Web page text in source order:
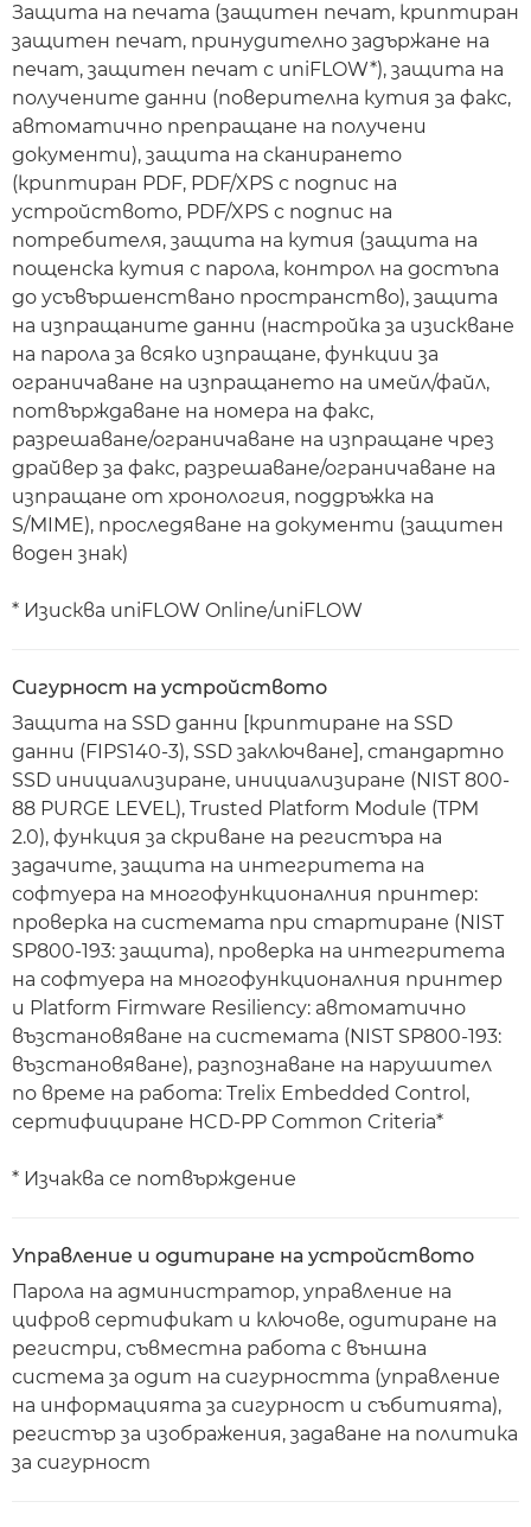
Защита на печата (защитен печат, криптиран
защитен печат, принудително задържане на
печат, защитен печат с uniFLOW*), защита на
получените данни (поверителна кутия за факс,
автоматично препращане на получени
документи), защита на сканирането
(криптиран PDF, PDF/XPS с подпис на
устройството, PDF/XPS с подпис на
потребителя, защита на кутия (защита на
пощенска кутия с парола, контрол на достъпа
до усъвършенствано пространство), защита
на изпращаните данни (настройка за изискване
на парола за всяко изпращане, функции за
ограничаване на изпращането на имейл/файл,
потвърждаване на номера на факс,
разрешаване/ограничаване на изпращане чрез
драйвер за факс, разрешаване/ограничаване на
изпращане от хронология, поддръжка на
S/MIME), проследяване на документи (защитен
воден знак)
* Изисква uniFLOW Online/uniFLOW
Сигурност на устройството
Защита на SSD данни [криптиране на SSD
данни (FIPS140-3), SSD заключване], стандартно
SSD инициализиране, инициализиране (NIST 800-
88 PURGE LEVEL), Trusted Platform Module (TPM
2.0), функция за скриване на регистъра на
задачите, защита на интегритета на
софтуера на многофункционалния принтер:
проверка на системата при стартиране (NIST
SP800-193: защита), проверка на интегритета
на софтуера на многофункционалния принтер
и Platform Firmware Resiliency: автоматично
възстановяване на системата (NIST SP800-193:
възстановяване), разпознаване на нарушител
по време на работа: Trelix Embedded Control,
сертифициране HCD-PP Common Criteria*
* Изчаква се потвърждение
Управление и одитиране на устройството
Парола на администратор, управление на
цифров сертификат и ключове, одитиране на
регистри, съвместна работа с външна
система за одит на сигурността (управление
на информацията за сигурност и събитията),
регистър за изображения, задаване на политика
за сигурност